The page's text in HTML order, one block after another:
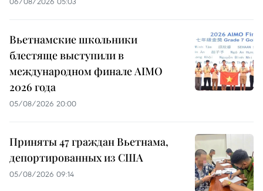
Вьетнамские школьники
блестяще выступили в
международном финале AIMO
2026 года
05/08/2026 20:00
Приняты 47 граждан Вьетнама,
депортированных из США
05/08/2026 09:14